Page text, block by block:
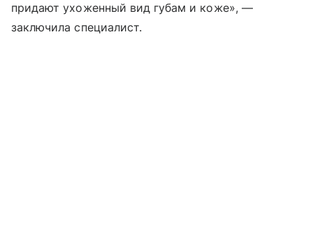
придают ухоженный вид губам и коже», —
заключила специалист.